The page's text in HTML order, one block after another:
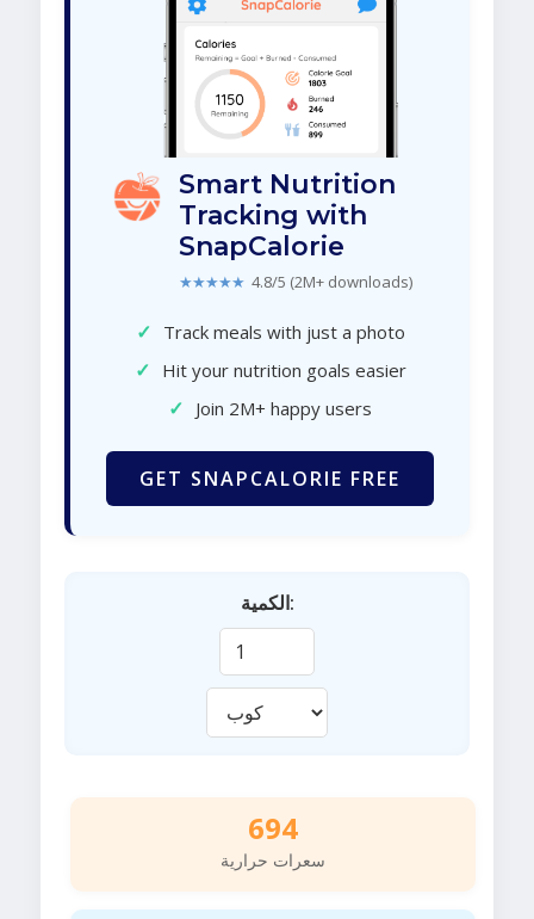
Smart Nutrition
Tracking with
SnapCalorie
★★★★★ 4.8/5 (2M+ downloads)
✓ Track meals with just a photo
✓ Hit your nutrition goals easier
✓ Join 2M+ happy users
GET SNAPCALORIE FREE
الكمية:
694
سعرات حرارية